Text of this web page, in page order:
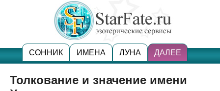
СОННИК ИМЕНА ЛУНА ДАЛЕЕ
Толкование и значение имени